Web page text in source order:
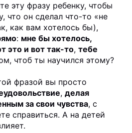
эту фразу ребенку, чтобы
что он сделал что-то «не
как вам хотелось бы),
: мне бы хотелось,
это и вот так-то,тебе
чтоб ты научился этому?
фразой вы просто
,делая
за свои чувства, с
справиться. А на детей